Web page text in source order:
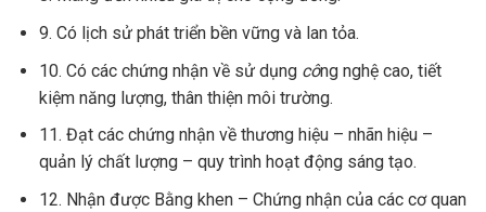
9. Có lịch sử phát triển bền vững và lan tỏa.
10. Có các chứng nhận về sử dụng công nghệ cao, tiết
kiệm năng lượng, thân thiện môi trường.
11. Đạt các chứng nhận về thương hiệu – nhãn hiệu –
quản lý chất lượng – quy trình hoạt động sáng tạo.
12. Nhận được Bằng khen – Chứng nhận của các cơ quan